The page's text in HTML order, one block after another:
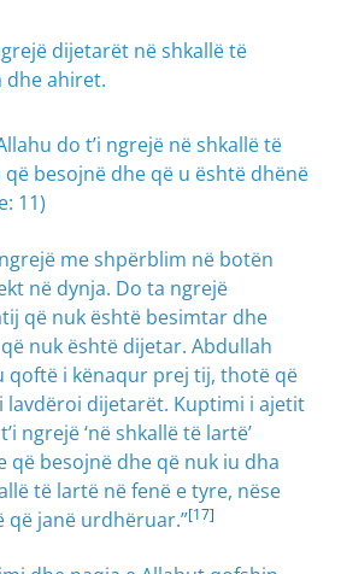
dijetarët në shkallë të
dhe ahiret.
do t’i ngrejë në shkallë të
besojnë dhe që u është dhënë
11)
me shpërblim në botën
në dynja. Do ta ngrejë
që nuk është besimtar dhe
nuk është dijetar. Abdullah
qoftë i kënaqur prej tij, thotë që
lavdëroi dijetarët. Kuptimi i ajetit
ngrejë ‘në shkallë të lartë’
që besojnë dhe që nuk iu dha
të lartë në fenë e tyre, nëse
që janë urdhëruar.”[17]